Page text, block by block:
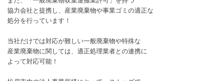
協力会社と提携し、産業廃棄物や事業ゴミの適正な
処分を行っています！
当社だけでは対応が難しい一般廃棄物や特殊な
産業廃棄物に関しては、適正処理業者との連携に
よって対応可能！